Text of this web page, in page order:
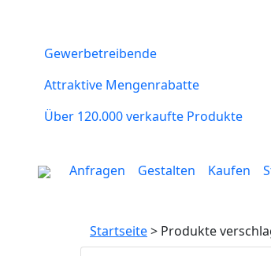
Gewerbetreibende
Attraktive Mengenrabatte
Über 120.000 verkaufte Produkte
Anfragen Gestalten Kaufen
Startseite> Produkte